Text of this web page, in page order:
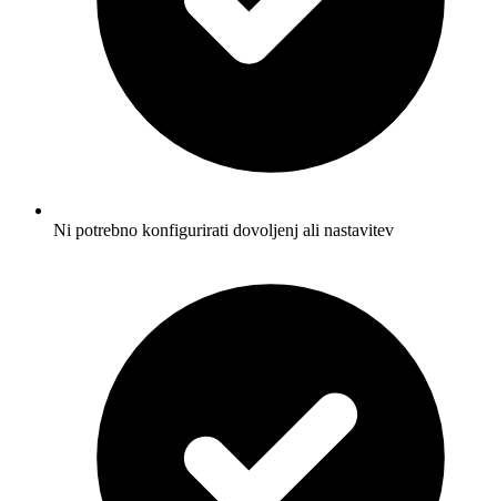
Ni potrebno konfigurirati dovoljenj ali nastavitev